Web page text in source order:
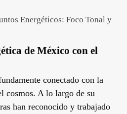
Energéticos: Foco Tonal y
de México con el
conectado con la
cosmos. A lo largo de su
han reconocido y trabajado